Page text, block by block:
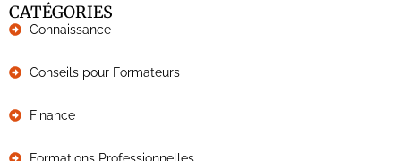
CATÉGORIES
Connaissance
Conseils pour Formateurs
Finance
Formations Professionnelles